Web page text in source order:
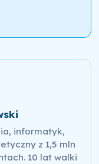
informatyk,
z 1,5 mln
10 lat walki